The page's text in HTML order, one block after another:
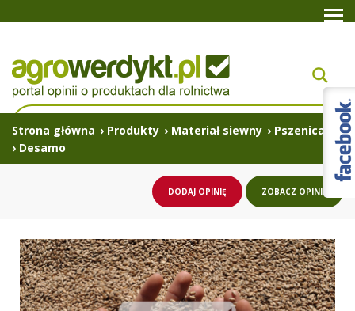
Strona główna › Produkty › Materiał siewny › Pszenica
› Desamo
DODAJ OPINIĘ ZOBACZ OPINIE